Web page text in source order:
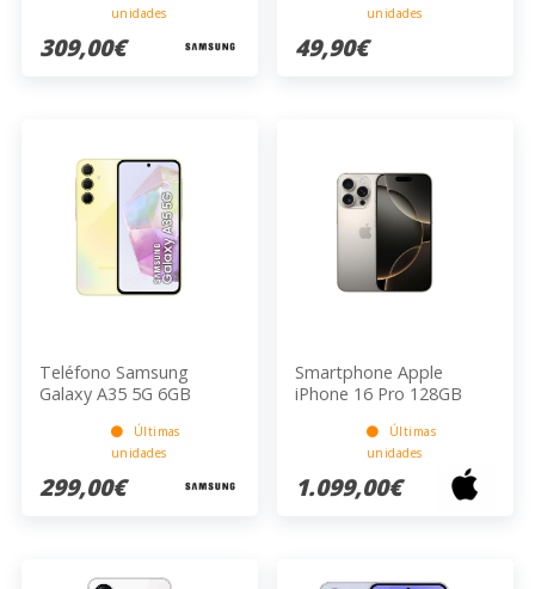
unidades
309,00€
unidades
49,90€
Teléfono Samsung
Galaxy A35 5G 6GB
25W 16.76cmÚltimas
unidades
299,00€
Smartphone Apple
iPhone 16 Pro 128GB
Últimas
unidades
1.099,00€